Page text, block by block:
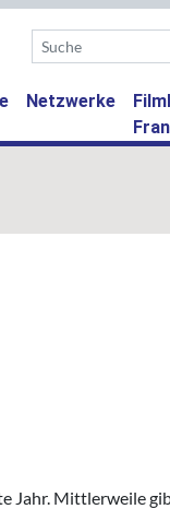
Netzwerke
Jahr. Mittlerweile